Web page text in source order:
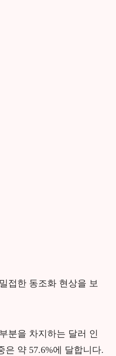
접한 동조화 현상을 보
분을 차지하는 달러 인
은 약 57.6%에 달합니다.